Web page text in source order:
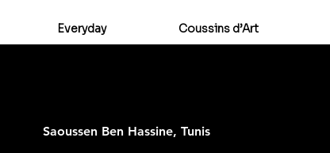
Everyday Coussins d’Art
Saoussen Ben Hassine, Tunis